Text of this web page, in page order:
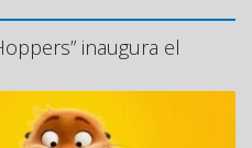
inaugura el